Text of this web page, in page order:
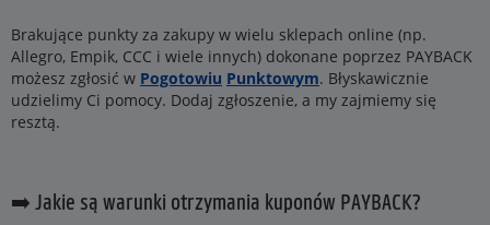
Brakujące punkty za zakupy w wielu sklepach online (np.
Allegro, Empik, CCC i wiele innych) dokonane poprzez PAYBACK
możesz zgłosić w Pogotowiu Punktowym. Błyskawicznie
udzielimy Ci pomocy. Dodaj zgłoszenie, a my zajmiemy się
resztą.
➡️ Jakie są warunki otrzymania kuponów PAYBACK?